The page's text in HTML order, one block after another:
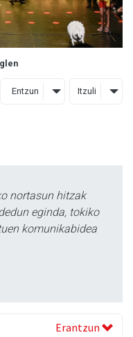
Entzun Itzuli
nortasun hitzak
eginda, tokiko
komunikabidea
Erantzun